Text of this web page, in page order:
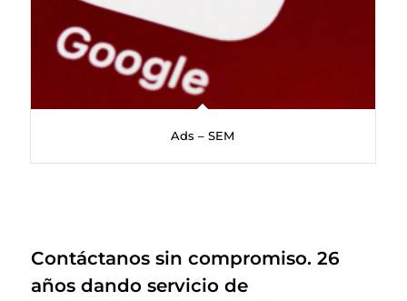
Ads – SEM
Contáctanos sin compromiso. 26
años dando servicio de